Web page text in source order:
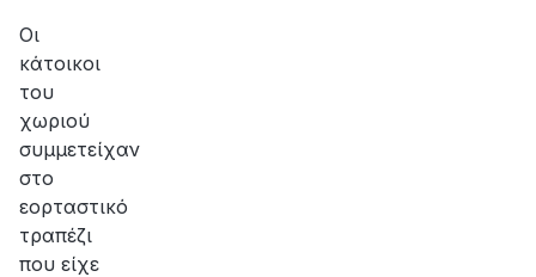
Oι
κάτοικοι
του
χωριού
συμμετείχαν
στο
εορταστικό
τραπέζι
που είχε